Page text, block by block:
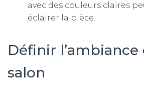
avec des couleurs claires
éclairer la pièce.
Définir
salon